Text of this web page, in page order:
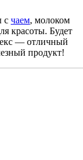
с чаем, молоком
красоты. Будет
— отличный
продукт!